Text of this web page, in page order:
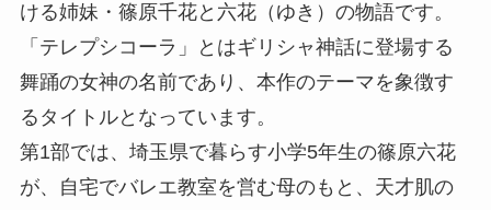
ける姉妹・篠原千花と六花（ゆき）の物語です。
「テレプシコーラ」とはギリシャ神話に登場する
舞踊の女神の名前であり、本作のテーマを象徴す
るタイトルとなっています。
第1部では、埼玉県で暮らす小学5年生の篠原六花
が、自宅でバレエ教室を営む母のもと、天才肌の